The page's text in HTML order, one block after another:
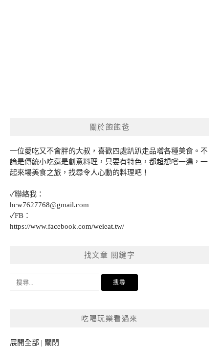
關於飽飽爸
一位愛吃又不會胖的大叔，喜歡四處趴趴走品嚐各種美食。不
論是傳統小吃還是創意料理，只要有特色，都超想嚐一遍，一
起來場美食之旅，找尋令人心動的料理吧！
———————————————————–
✓聯絡我：
hcw7627768@gmail.com
✓FB：
https://www.facebook.com/weieat.tw/
找文章 關鍵字
搜
吃喝玩樂看過來
展開全部 | 關閉